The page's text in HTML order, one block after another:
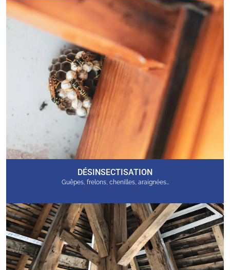
DÉSINSECTISATION
Guêpes, frelons, chenilles, araignées…